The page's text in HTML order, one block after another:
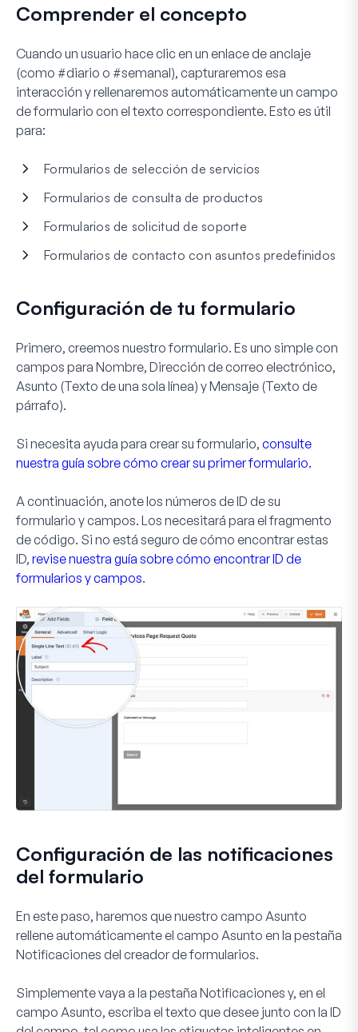
Comprender el concepto
Cuando un usuario hace clic en un enlace de anclaje
(como #diario o #semanal), capturaremos esa
interacción y rellenaremos automáticamente un campo
de formulario con el texto correspondiente. Esto es útil
para:
Formularios de selección de servicios
Formularios de consulta de productos
Formularios de solicitud de soporte
Formularios de contacto con asuntos predefinidos
Configuración de tu formulario
Primero, creemos nuestro formulario. Es uno simple con
campos para Nombre, Dirección de correo electrónico,
Asunto (Texto de una sola línea) yMensaje (Texto de
párrafo).
Si necesita ayuda para crear su formulario, consulte
nuestra guía sobre cómo crear su primer formulario.
A continuación, anote los números de ID de su
formulario y campos. Los necesitará para el fragmento
de código. Si no está seguro de cómo encontrar estas
ID, revise nuestra guía sobre cómo encontrar ID de
formularios y campos.
Configuración de las notificaciones
del formulario
En este paso, haremos que nuestro campo Asunto
rellene automáticamente el campo Asunto en la pestaña
Notificaciones del creador de formularios.
Simplemente vaya a la pestaña Notificaciones y, en el
campo Asunto, escriba el texto que desee junto con la ID